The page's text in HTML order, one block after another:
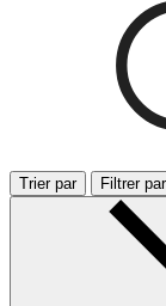
Trier par Filtrer